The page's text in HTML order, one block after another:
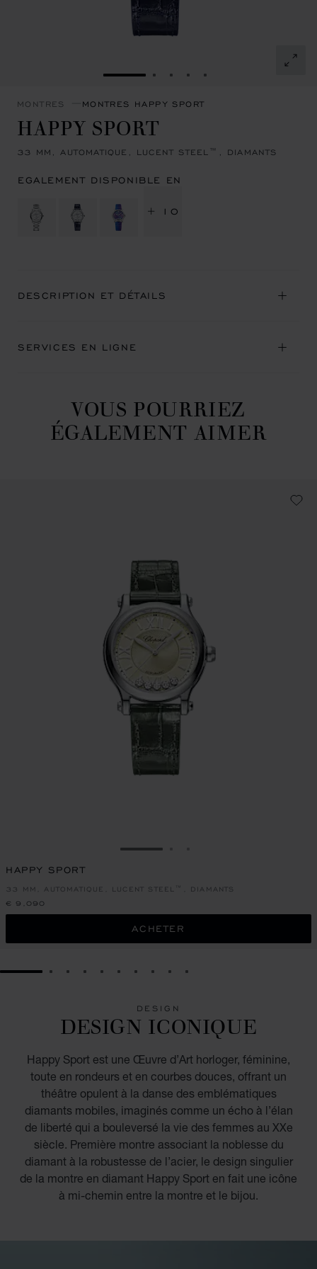
ALLER À LA DIAPOSITIVE 1
ALLER À LA DIAPOSITIVE 2
ALLER À LA
ALLER À LA
ALLER À LA
MONTRES MONTRES HAPPY SPORT
HAPPY SPORT
33 MM, AUTOMATIQUE, LUCENT STEEL™, DIAMANTS
EGALEMENT DISPONIBLE EN
+ 10
DESCRIPTION ET DÉTAILS
SERVICES EN LIGNE
VOUS POURRIEZ
ÉGALEMENT AIMER
ALLER À LA DIAPOSITIVE 1
HAPPY SPORT
33 MM, AUTOMATIQUE, LUCENT STEEL™, DIAMANTS
€ 9,090
ACHETER
GO TO SLIDE 1GO TO SLIDE 2
GO TO SLIDE 3
GO TO SLIDE 4
GO TO SLIDE 5
GO TO SLIDE 6
GO TO SLIDE 7
GO TO SLIDE 8
GO TO SLIDE 9
GO TO SLIDE 10
DESIGN
DESIGN ICONIQUE
Happy Sport est une Œuvre d’Art horloger, féminine,
toute en rondeurs et en courbes douces, offrant un
théâtre opulent à la danse des emblématiques
diamants mobiles, imaginés comme un écho à l’élan
de liberté qui a bouleversé la vie des femmes au XXe
siècle. Première montre associant la noblesse du
diamant à la robustesse de l’acier, le design singulier
de la montre en diamant Happy Sport en fait une icône
à mi-chemin entre la montre et le bijou.